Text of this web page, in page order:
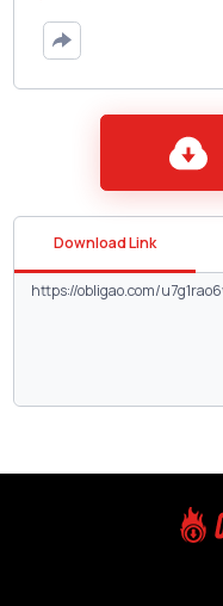
Download Link